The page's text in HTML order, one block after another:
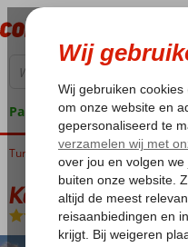
Pakketgarantie
Home
Turkije Turkse Riviera Alanya
Kahya Hotel
All Inclusive-